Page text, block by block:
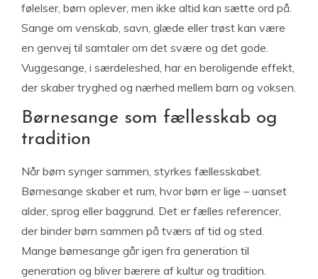
følelser, børn oplever, men ikke altid kan sætte ord på.
Sange om venskab, savn, glæde eller trøst kan være
en genvej til samtaler om det svære og det gode.
Vuggesange, i særdeleshed, har en beroligende effekt,
der skaber tryghed og nærhed mellem barn og voksen.
Børnesange som fællesskab og
tradition
Når børn synger sammen, styrkes fællesskabet.
Børnesange skaber et rum, hvor børn er lige – uanset
alder, sprog eller baggrund. Det er fælles referencer,
der binder børn sammen på tværs af tid og sted.
Mange børnesange går igen fra generation til
generation og bliver bærere af kultur og tradition.